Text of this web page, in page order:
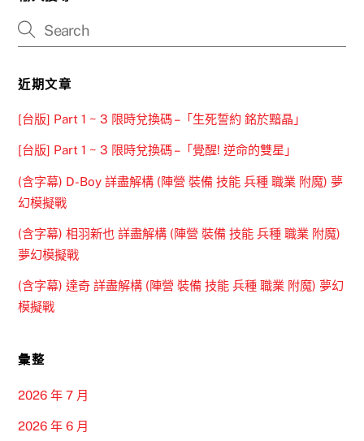
近期文章
[台版] Part 1 ~ 3 限時兌換碼 –「生死誓約 銘於黯晶」
[台版] Part 1 ~ 3 限時兌換碼 –「覺醒! 逆命的雙星」
(含字幕) D-Boy 詳盡解構 (陣營 裝備 技能 兵種 職業 附魔) 夢
幻模擬戰
(含字幕) 相羽新也 詳盡解構 (陣營 裝備 技能 兵種 職業 附魔)
夢幻模擬戰
(含字幕) 達奇 詳盡解構 (陣營 裝備 技能 兵種 職業 附魔) 夢幻
模擬戰
彙整
2026 年 7 月
2026 年 6 月